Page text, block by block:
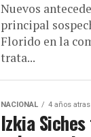
Nuevos
principal
Florido en la
trata...
NACIONAL 4 años atras
Izkia